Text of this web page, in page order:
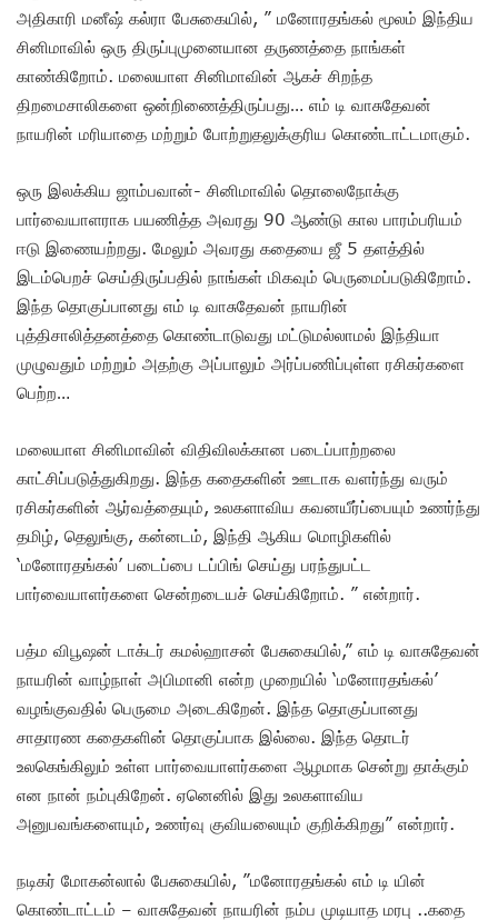
அதிகாரி மனீஷ் கல்ரா பேசுகையில், ” மனோரதங்கல் மூலம் இந்திய
சினிமாவில் ஒரு திருப்புமுனையான தருணத்தை நாங்கள்
காண்கிறோம். மலையாள சினிமாவின் ஆகச் சிறந்த
திறமைசாலிகளை ஒன்றிணைத்திருப்பது… எம் டி வாசுதேவன்
நாயரின் மரியாதை மற்றும் போற்றுதலுக்குரிய கொண்டாட்டமாகும்.
ஒரு இலக்கிய ஜாம்பவான்- சினிமாவில் தொலைநோக்கு
பார்வையாளராக பயணித்த அவரது 90 ஆண்டு கால பாரம்பரியம்
ஈடு இணையற்றது. மேலும் அவரது கதையை ஜீ 5 தளத்தில்
இடம்பெறச் செய்திருப்பதில் நாங்கள் மிகவும் பெருமைப்படுகிறோம்.
இந்த தொகுப்பானது எம் டி வாசுதேவன் நாயரின்
புத்திசாலித்தனத்தை கொண்டாடுவது மட்டுமல்லாமல் இந்தியா
முழுவதும் மற்றும் அதற்கு அப்பாலும் அர்ப்பணிப்புள்ள ரசிகர்களை
பெற்ற…
மலையாள சினிமாவின் விதிவிலக்கான படைப்பாற்றலை
காட்சிப்படுத்துகிறது. இந்த கதைகளின் ஊடாக வளர்ந்து வரும்
ரசிகர்களின் ஆர்வத்தையும், உலகளாவிய கவனயீர்ப்பையும் உணர்ந்து
தமிழ், தெலுங்கு, கன்னடம், இந்தி ஆகிய மொழிகளில்
‘மனோரதங்கல்’ படைப்பை டப்பிங் செய்து பரந்துபட்ட
பார்வையாளர்களை சென்றடையச் செய்கிறோம். ” என்றார்.
பத்ம விபூஷன் டாக்டர் கமல்ஹாசன் பேசுகையில்,” எம் டி வாசுதேவன்
நாயரின் வாழ்நாள் அபிமானி என்ற முறையில் ‘மனோரதங்கல்’
வழங்குவதில் பெருமை அடைகிறேன். இந்த தொகுப்பானது
சாதாரண கதைகளின் தொகுப்பாக இல்லை. இந்த தொடர்
உலகெங்கிலும் உள்ள பார்வையாளர்களை ஆழமாக சென்று தாக்கும்
என நான் நம்புகிறேன். ஏனெனில் இது உலகளாவிய
அனுபவங்களையும், உணர்வு குவியலையும் குறிக்கிறது” என்றார்.
நடிகர் மோகன்லால் பேசுகையில், ”மனோரதங்கல் எம் டி யின்
கொண்டாட்டம் – வாசுதேவன் நாயரின் நம்ப முடியாத மரபு ..கதை